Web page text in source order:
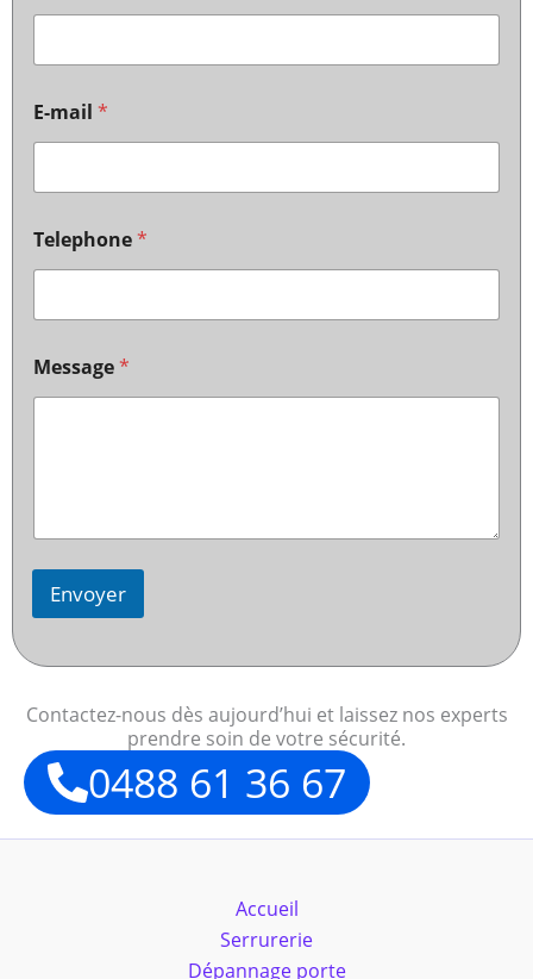
E-mail *
Telephone*
Message*
Envoyer
Contactez-nous dès aujourd’hui et laissez nos experts
prendre soin de votre sécurité.
0488 61 36 67
Accueil
Serrurerie
Dépannage porte